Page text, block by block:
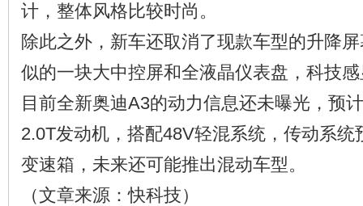
计，整体风格比较时尚。
除此之外，新车还取消了现款车型的升降
似的一块大中控屏和全液晶仪表盘，科技
目前全新奥迪A3的动力信息还未曝光，预
2.0T发动机，搭配48V轻混系统，传动系统
变速箱，未来还可能推出混动车型。
（文章来源：快科技）